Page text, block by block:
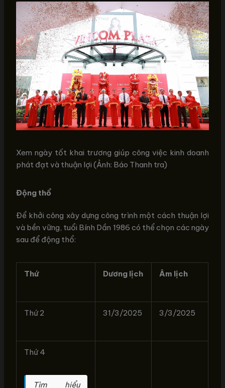
Xem ngày tốt khai trương giúp công việc kinh doanh
phát đạt và thuận lợi (Ảnh: Báo Thanh tra)
Động thổ
Để khởi công xây dựng công trình một cách thuận lợi
và bền vững, tuổi Bính Dần 1986 có thể chọn các ngày
sau để động thổ:
Thứ Dương lịch Âm lịch
Thứ 2 31/3/2025 3/3/2025
Thứ 4
Tìm hiểu